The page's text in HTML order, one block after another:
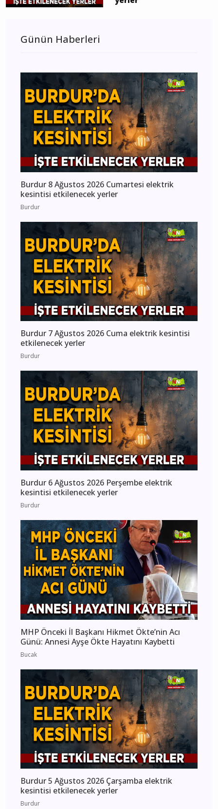
Günün Haberleri
Burdur 8 Ağustos 2026 Cumartesi elektrik
kesintisi etkilenecek yerler
Burdur
Burdur 7 Ağustos 2026 Cuma elektrik kesintisi
etkilenecek yerler
Burdur
Burdur 6 Ağustos 2026 Perşembe elektrik
kesintisi etkilenecek yerler
Burdur
MHP Önceki İl Başkanı Hikmet Ökte’nin Acı
Günü: Annesi Ayşe Ökte Hayatını Kaybetti
Bucak
Burdur 5 Ağustos 2026 Çarşamba elektrik
kesintisi etkilenecek yerler
Burdur